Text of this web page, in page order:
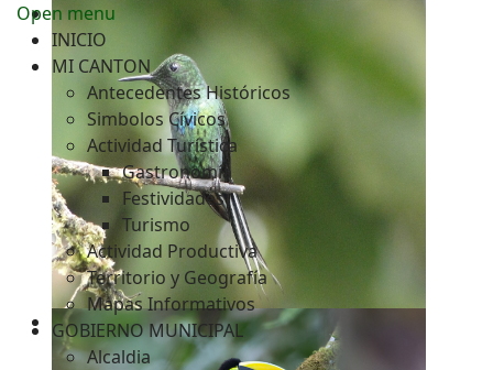
Open menu
INICIO
MI CANTON
Antecedentes Históricos
Simbolos Cívicos
Actividad Turística
Gastronomía
Festividades
Turismo
Actividad Productiva
Territorio y Geografía
Mapas Informativos
GOBIERNO MUNICIPAL
Alcaldia